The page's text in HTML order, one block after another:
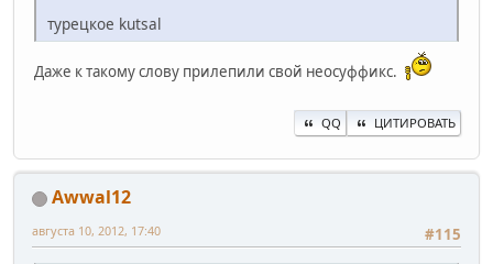
турецкое kutsal
Даже к такому слову прилепили свой неосуффикс.
QQ ЦИТИРОВАТЬ
Awwal12
#115
августа 10, 2012, 17:40